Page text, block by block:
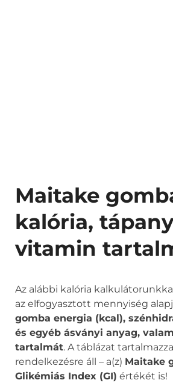
Maitake
kalória,
vitamin
Az alábbi kalória
az elfogyasztott mennyiség
gomba energia (kcal),
és egyéb ásványi anyag,
tartalmát. A táblázat
rendelkezésre áll – a(z) Maitake
Glikémiás Index (GI) értékét is!